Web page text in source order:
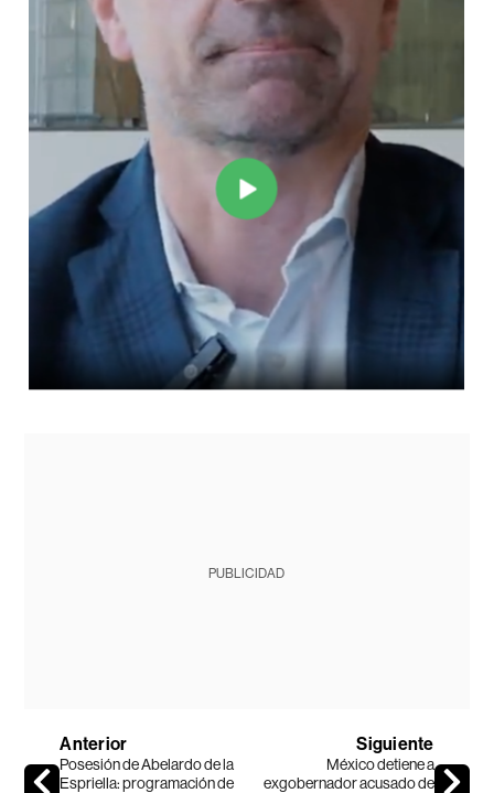
PUBLICIDAD
Anterior
Posesión de Abelardo de la
Espriella: programación de
Siguiente
México detiene a
exgobernador acusado de